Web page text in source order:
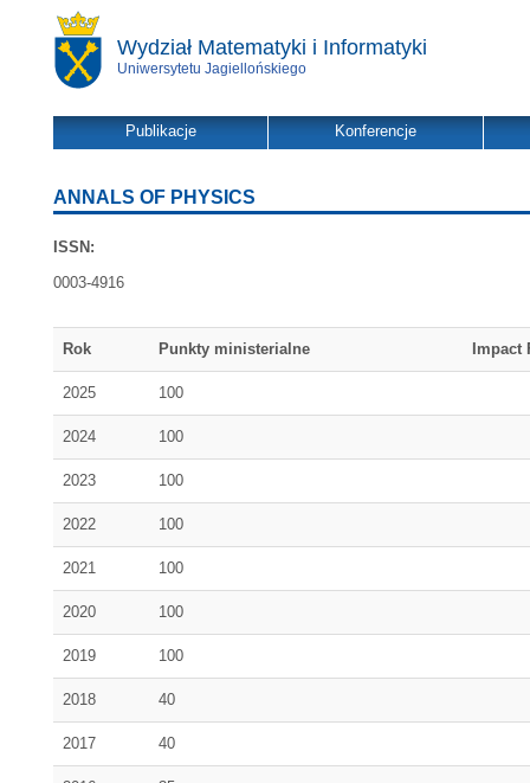
Wydział Matematyki i Informatyki
Uniwersytetu Jagiellońskiego
Publikacje Konferencje
ANNALS OF PHYSICS
ISSN:
0003-4916
Rok Punkty ministerialne Impact
2025 100
2024 100
2023 100
2022 100
2021 100
2020 100
2019 100
2018 40
2017 40